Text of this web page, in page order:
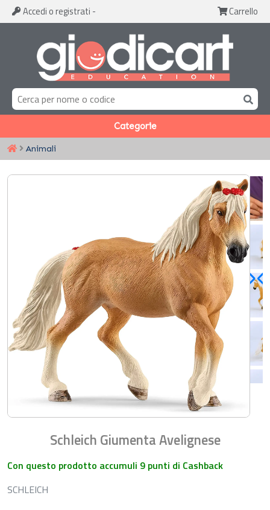
Accedi o registrati - Carrello
Categorie
Animali
Schleich Giumenta Avelignese
Con questo prodotto accumuli 9 punti di Cashback
SCHLEICH